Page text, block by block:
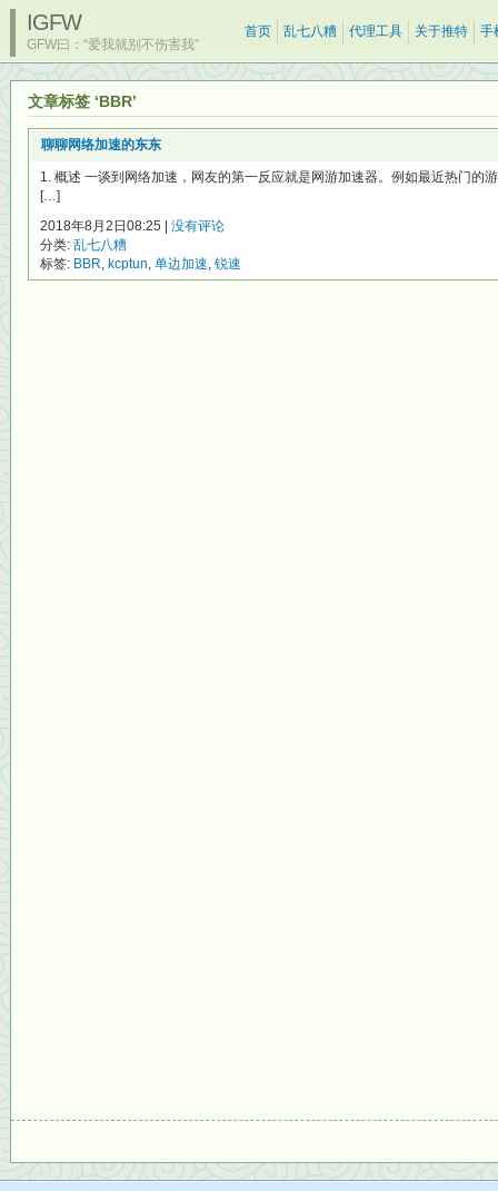
IGFW
GFW曰：“爱我就别不伤害我”
首页 乱七八糟 代理工具 关于推特 手
文章标签 ‘BBR’
聊聊网络加速的东东
1. 概述 一谈到网络加速，网友的第一反应就是网游加速器。例如最近热门的
[…]
2018年8月2日08:25 | 没有评论
分类: 乱七八糟
标签: BBR, kcptun, 单边加速, 锐速